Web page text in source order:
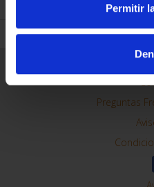
Permitir
Preguntas